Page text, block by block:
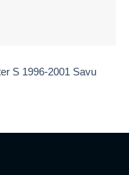
S 1996-2001 Savu